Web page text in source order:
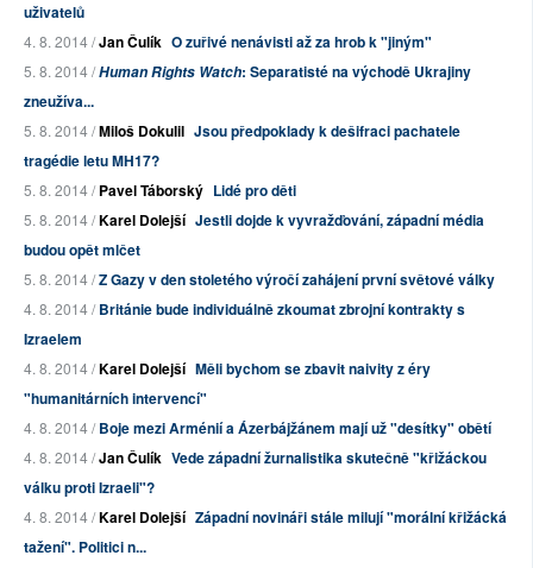
uživatelů
4. 8. 2014 /Jan Čulík O zuřivé nenávisti až za hrob k "jiným"
5. 8. 2014 /Human Rights Watch: Separatisté na východě Ukrajiny
zneužíva...
5. 8. 2014 /Miloš Dokulil Jsou předpoklady k dešifraci pachatele
tragédie letu MH17?
5. 8. 2014 /Pavel Táborský Lidé pro děti
5. 8. 2014 /Karel Dolejší Jestli dojde k vyvražďování, západní média
budou opět mlčet
5. 8. 2014 /Z Gazy v den stoletého výročí zahájení první světové války
4. 8. 2014 /Británie bude individuálně zkoumat zbrojní kontrakty s
Izraelem
4. 8. 2014 /Karel Dolejší Měli bychom se zbavit naivity z éry
"humanitárních intervencí"
4. 8. 2014 /Boje mezi Arménií a Ázerbájžánem mají už "desítky" obětí
4. 8. 2014 /Jan Čulík Vede západní žurnalistika skutečně "křižáckou
válku proti Izraeli"?
4. 8. 2014 /Karel Dolejší Západní novináři stále milují "morální křižácká
tažení". Politici n...